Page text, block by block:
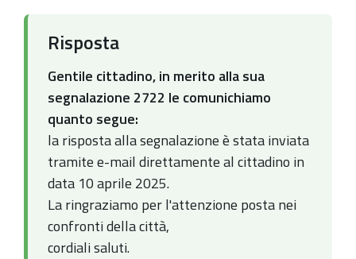
Risposta
Gentile cittadino, in merito alla sua
segnalazione 2722 le comunichiamo
quanto segue:
la risposta alla segnalazione è stata inviata
tramite e-mail direttamente al cittadino in
data 10 aprile 2025.
La ringraziamo per l'attenzione posta nei
confronti della città,
cordiali saluti.